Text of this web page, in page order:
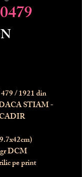
Preț
479/ 1921 din
STIAM -
DCM
pe print